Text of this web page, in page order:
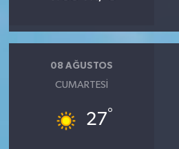
08 AĞUSTOS
CUMARTESI
27°